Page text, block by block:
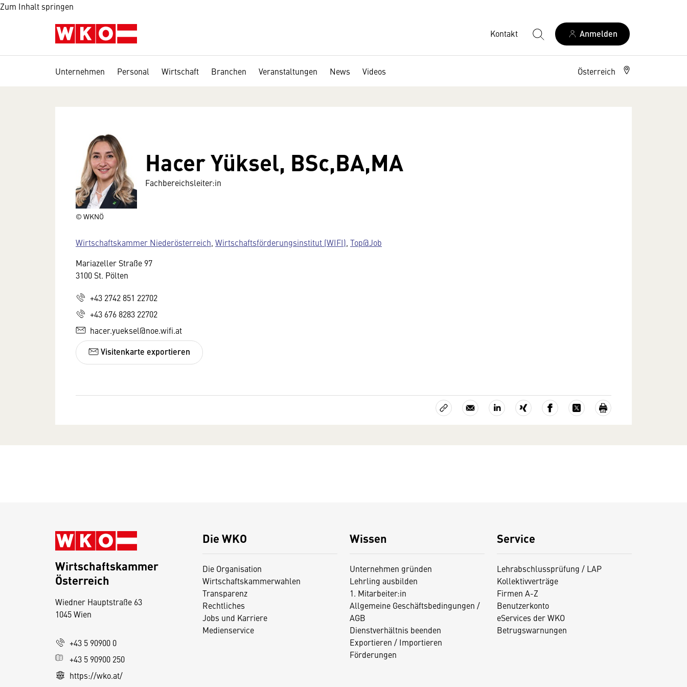
Zum Inhalt springen
Kontakt Anmelden
Unternehmen Personal Wirtschaft Branchen Veranstaltungen News Videos Österreich
© WKNÖ
Hacer Yüksel, BSc,BA,MA
Fachbereichsleiter:in
Wirtschaftskammer Niederösterreich Wirtschaftsförderungsinstitut (WIFI) Top@Job
Mariazeller Straße 97
3100 St. Pölten
+43 2742 851 22702
+43 676 8283 22702
hacer.yueksel@noe.wifi.at
Visitenkarte exportieren
Die WKO
Die Organisation
Wirtschaftskammerwahlen
Transparenz
Rechtliches
Jobs und Karriere
Medienservice
Wissen
Unternehmen gründen
Lehrling ausbilden
1. Mitarbeiter:in
Allgemeine Geschäftsbedingungen /
AGB
Dienstverhältnis beenden
Exportieren / Importieren
Förderungen
Service
Lehrabschlussprüfung / LAP
Kollektivverträge
Firmen A-Z
Benutzerkonto
eServices der WKO
Betrugswarnungen
Wirtschaftskammer
Österreich
Wiedner Hauptstraße 63
1045 Wien
+43 5 90900 0
+43 5 90900 250
https://wko.at/